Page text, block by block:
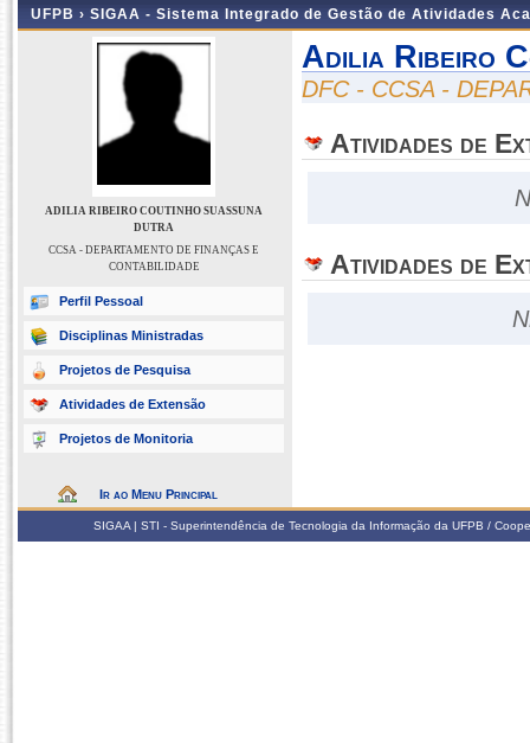
UFPB › SIGAA - Sistema Integrado de Gestão de Atividades
ADILIA RIBEIRO COUTINHO SUASSUNA
DUTRA
CCSA - DEPARTAMENTO DE FINANÇAS E
CONTABILIDADE
Perfil Pessoal
Disciplinas Ministradas
Projetos de Pesquisa
Atividades de Extensão
Projetos de Monitoria
Ir ao Menu Principal
Adilia Ribeiro
DFC - CCSA -
Atividades de
Atividades de
SIGAA | STI - Superintendência de Tecnologia da Informação da UFPB /